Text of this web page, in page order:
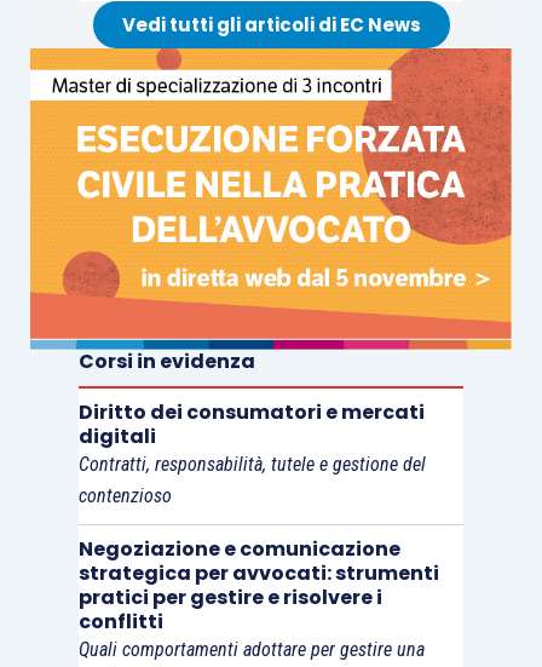
Vedi tutti gli articoli di EC News
Corsi in evidenza
Diritto dei consumatori e mercati
digitali
Contratti, responsabilità, tutele e gestione del
contenzioso
Negoziazione e comunicazione
strategica per avvocati: strumenti
pratici per gestire e risolvere i
conflitti
Quali comportamenti adottare per gestire una